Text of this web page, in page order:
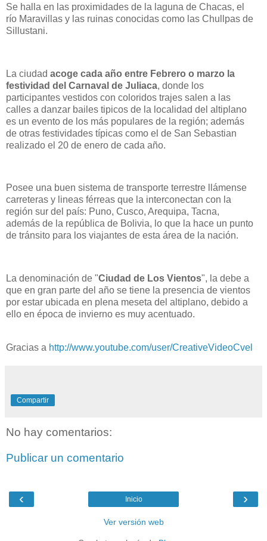
Se halla en las proximidades de la laguna de Chacas, el
río Maravillas y las ruinas conocidas como las Chullpas de
Sillustani.
La ciudad acoge cada año entre Febrero o marzo la
festividad del Carnaval de Juliaca, donde los
participantes vestidos con coloridos trajes salen a las
calles a danzar bailes tipicos de la localidad del altiplano
es un evento de los más populares de la región; además
de otras festividades típicas como el de San Sebastian
realizado el 20 de enero de cada año.
Posee una buen sistema de transporte terrestre llámense
carreteras y lineas férreas que la interconectan con la
región sur del país: Puno, Cusco, Arequipa, Tacna,
además de la república de Bolivia, lo que la hace un punto
de tránsito para los viajantes de esta área de la nación.
La denominación de "Ciudad de Los Vientos", la debe a
que en gran parte del año se tiene la presencia de vientos
por estar ubicada en plena meseta del altiplano, debido a
ello en época de invierno es muy acentuado.
Gracias a http://www.youtube.com/user/CreativeVideoCvel
Compartir
No hay comentarios:
Publicar un comentario
‹ ›
Inicio
Ver versión web